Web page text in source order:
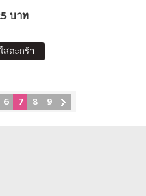
บาท
ส่ตะกร้า
6 7 8 9